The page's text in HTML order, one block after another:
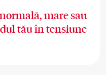
mare sau
tău în tensiune